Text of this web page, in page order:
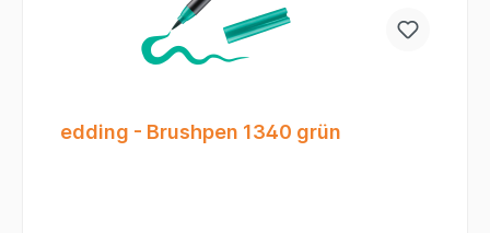
edding - Brushpen 1340 grün